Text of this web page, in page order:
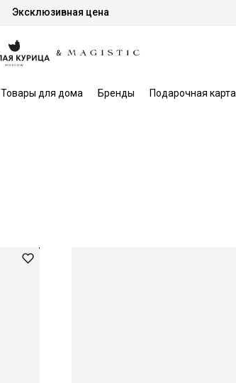
Эксклюзивная цена
Товары для дома Бренды Подарочная карта